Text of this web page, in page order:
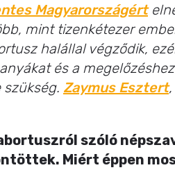
Magyarországért
mint tizenkétezer
halállal végződik,
és a
Zaymus Esztert
szóló
Miért éppen